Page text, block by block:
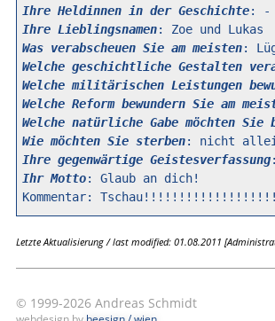
Ihre Heldinnen in der Geschichte
Ihre Lieblingsnamen
Was verabscheuen Sie am meisten
Welche geschichtliche Gestalten
Welche militärischen Leistungen
Welche Reform bewundern Sie am
Welche natürliche Gabe möchten Sie
Wie möchten Sie sterben
Ihre gegenwärtige Geistesverfassung
Ihr Motto: Glaub an dich!
Letzte Aktualisierung / last modified: 01.08.2011
© 1999-2026 Andreas Schmidt